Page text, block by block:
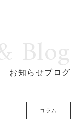
Blog
お知らせブログ
コラム